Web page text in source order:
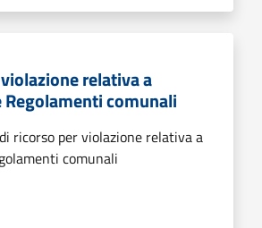
relativa a
Regolamenti comunali
ricorso per violazione relativa a
comunali